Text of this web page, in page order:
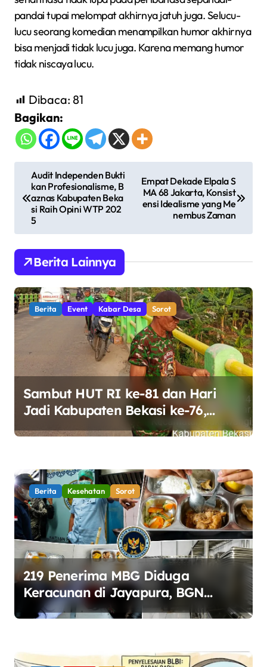
pandai tupai melompat akhirnya jatuh juga. Selucu-
lucu seorang komedian menampilkan humor akhirnya
bisa menjadi tidak lucu juga. Karena memang humor
tidak niscaya lucu.
Dibaca: 81
Bagikan:
i
g
a
s
i
p
Audit Independen Bukti
kan Profesionalisme, B
aznas Kabupaten Beka
si Raih Opini WTP 202
5
Empat Dekade Elpala S
MA 68 Jakarta, Konsist
ensi Idealisme yang Me
nembus Zaman
Berita Lainnya
Berita Event Kabar Desa Sorot
Sambut HUT RI ke-81 dan Hari
Jadi Kabupaten Bekasi ke-76,
Pemdes Muara bakti Gotong
Berita Kesehatan Sorot
219 Penerima MBG Diduga
Keracunan di Jayapura, BGN
Perketat Pengawasan Keamanan